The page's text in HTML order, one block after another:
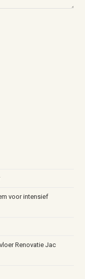
voor intensief
Renovatie Jac